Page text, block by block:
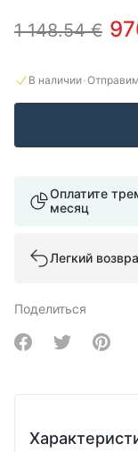
1 148.54 €
В наличии·
Оплатите
месяц
Легкий
Поделиться
Share onShare on